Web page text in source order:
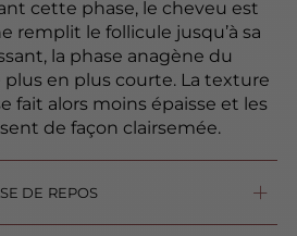
cette phase, le cheveu est
remplit le follicule jusqu’à sa
la phase anagène du
en plus courte. La texture
fait alors moins épaisse et les
de façon clairsemée.
DE REPOS